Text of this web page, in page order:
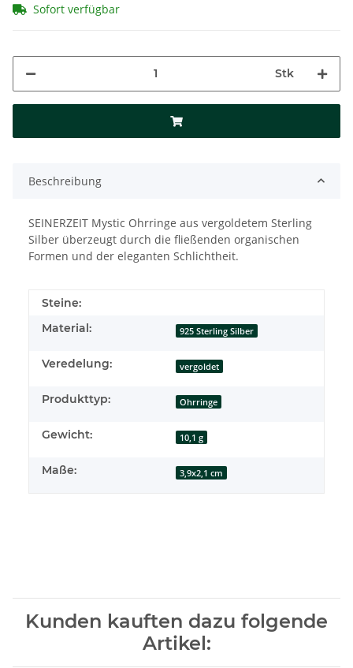
Sofort verfügbar
Stk
Beschreibung
SEINERZEIT Mystic Ohrringe aus vergoldetem Sterling
Silber überzeugt durch die fließenden organischen
Formen und der eleganten Schlichtheit.
Steine:
Material:
925 Sterling Silber
Veredelung: vergoldet
Produkttyp: Ohrringe
Gewicht: 10,1 g
Maße: 3,9x2,1 cm
Kunden kauften dazu folgende
Artikel: